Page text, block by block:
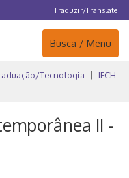
Traduzir/Translate
Navegação
Busca / Menu
Tecnologia
IFCH
II -